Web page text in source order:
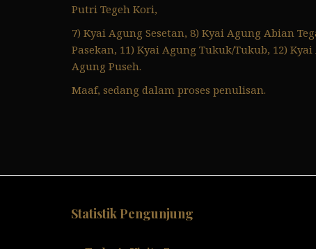
Putri Tegeh Kori,
7) Kyai Agung Sesetan, 8) Kyai Agung Abian
Pasekan, 11) Kyai Agung Tukuk/Tukub, 12)
Agung Puseh.
Maaf, sedang dalam proses penulisan.
Statistik Pengunjung